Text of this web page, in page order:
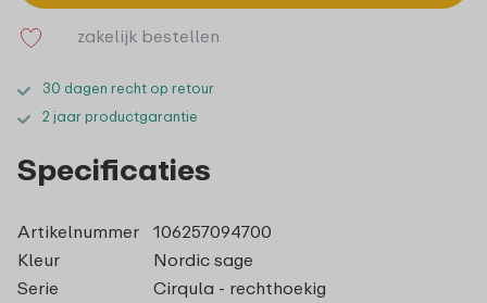
zakelijk bestellen
30 dagen recht op retour
2 jaar productgarantie
Specificaties
Artikelnummer
106257094700
Kleur
Nordic sage
Serie
Cirqula - rechthoekig